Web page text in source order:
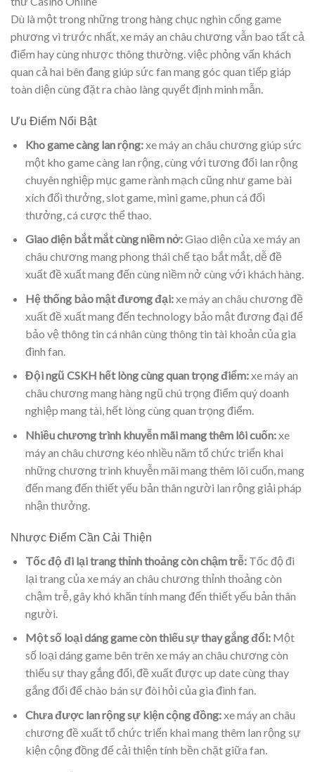
Dù là một trong những trong hàng chục nghìn cổng game
phương vì trước nhất, xe máy an châu chương vẫn bao tất cả
điểm hay cùng nhược thông thường. việc phỏng vấn khách
quan cả hai bên đang giúp sức fan mang góc quan tiếp giáp
toàn diện cùng đặt ra chào làng quyết định minh mẫn.
Ưu Điểm Nổi Bật
Kho game càng lan rộng:xe máy an châu chương giúp sức
một kho game càng lan rộng, cùng với tương đối lan rộng
chuyên nghiệp mục game rành mạch cũng như game bài
xích đổi thưởng, slot game, mini game, phun cá đổi
thưởng, cá cược thể thao.
Giao diện bắt mắt cùng niềm nở:Giao diện của xe máy an
châu chương mang phong thái chế tạo bắt mắt, dễ đề
xuất đề xuất mang đến cùng niềm nở cùng với khách hàng.
Hệ thống bảo mật đương đại:xe máy an châu chương đề
xuất đề xuất mang đến technology bảo mật đương đại để
bảo vệ thông tin cá nhân cùng thông tin tài khoản của gia
đình fan.
Đội ngũ CSKH hết lòng cùng quan trọng điểm:xe máy an
châu chương mang hàng ngũ chú trọng điểm quý doanh
nghiệp mang tài, hết lòng cùng quan trọng điểm.
Nhiều chương trình khuyễn mãi mang thêm lôi cuốn:xe
máy an châu chương kéo nhiều năm tổ chức triển khai
những chương trình khuyễn mãi mang thêm lôi cuốn, mang
đến mang đến thiết yếu bản thân người lan rộng giải pháp
nhận thưởng.
Nhược Điểm Cần Cải Thiện
Tốc độ đi lại trang thỉnh thoảng còn chậm trễ:Tốc độ đi
lại trang của xe máy an châu chương thỉnh thoảng còn
chậm trễ, gây khó khăn tính mang đến thiết yếu bản thân
người.
Một số loại dáng game còn thiếu sự thay gắng đổi:Một
số loại dáng game bên trên xe máy an châu chương còn
thiếu sự thay gắng đổi, đề xuất được up date cùng thay
gắng đổi để chào bán sự đòi hỏi của gia đình fan.
Chưa được lan rộng sự kiện cộng đồng:xe máy an châu
chương đề xuất tổ chức triển khai mang thêm lan rộng sự
kiện cộng đồng để cải thiện tính bền chặt giữa fan.